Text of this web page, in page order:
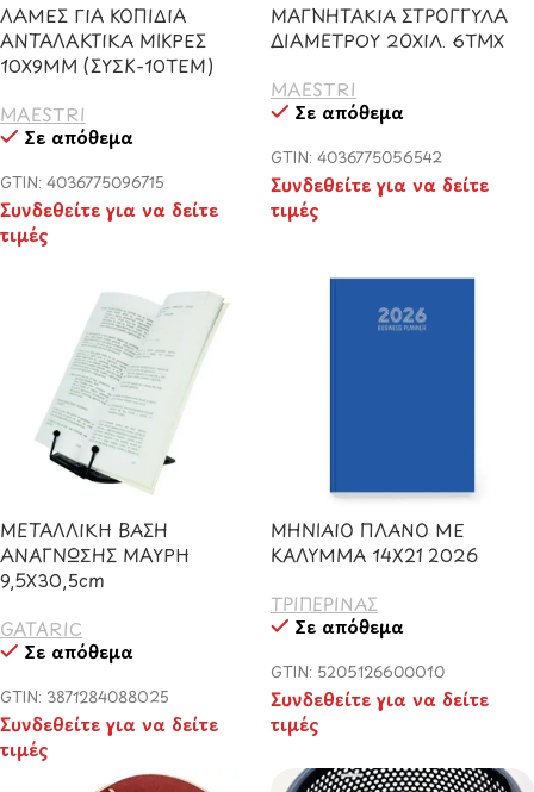
ΛΑΜΕΣ ΓΙΑ ΚΟΠΙΔΙΑ
ΑΝΤΑΛΑΚΤΙΚΑ ΜΙΚΡΕΣ
10Χ9ΜΜ (ΣΥΣΚ-10ΤΕΜ)
MAESTRI
Σε απόθεμα
GTIN: 4036775096715
Συνδεθείτε για να δείτε
τιμές
ΜΑΓΝΗΤΑΚΙΑ ΣΤΡΟΓΓΥΛΑ
ΔΙΑΜΕΤΡΟΥ 20ΧΙΛ. 6ΤΜΧ
MAESTRI
Σε απόθεμα
GTIN: 4036775056542
Συνδεθείτε για να δείτε
τιμές
ΜΕΤΑΛΛΙΚΗ ΒΑΣΗ
ΑΝΑΓΝΩΣΗΣ ΜΑΥΡΗ
9,5Χ30,5cm
GATARIC
Σε απόθεμα
GTIN: 3871284088025
Συνδεθείτε για να δείτε
τιμές
ΜΗΝΙΑΙΟ ΠΛΑΝΟ ΜΕ
ΚΑΛΥΜΜΑ 14X21 2026
ΤΡΙΠΕΡΙΝΑΣ
Σε απόθεμα
GTIN: 5205126600010
Συνδεθείτε για να δείτε
τιμές